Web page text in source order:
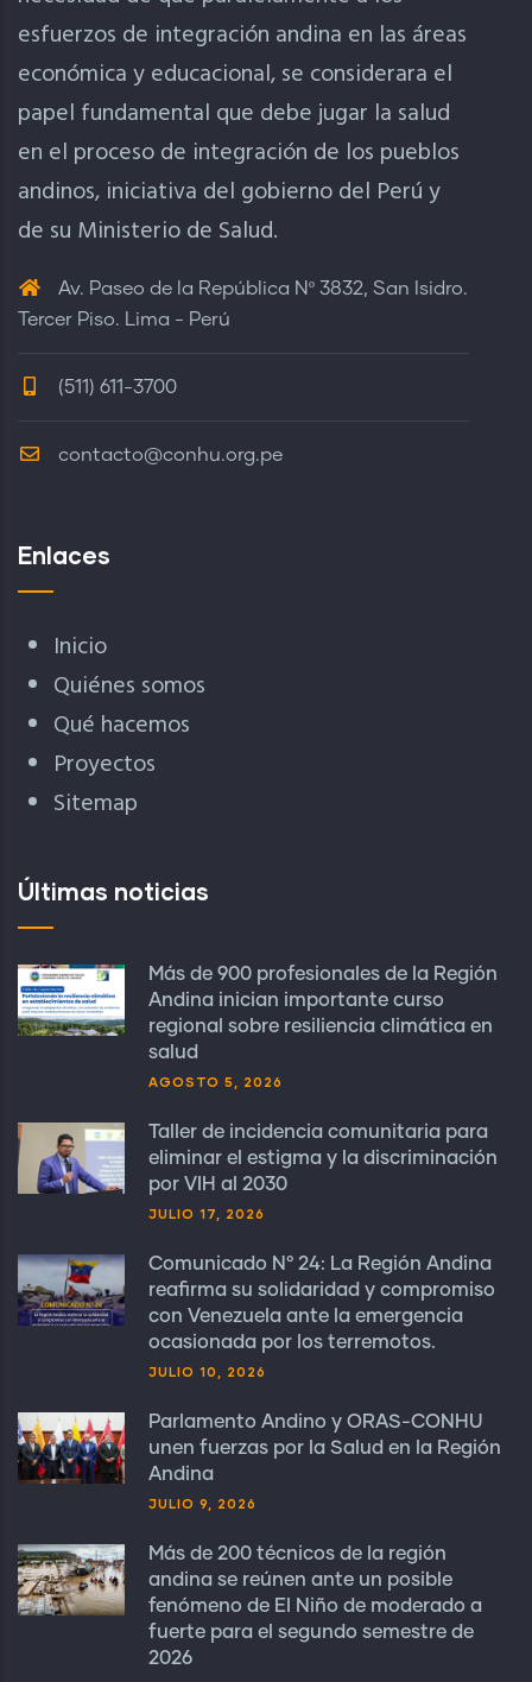
esfuerzos de integración andina en las áreas
económica y educacional, se considerara el
papel fundamental que debe jugar la salud
en el proceso de integración de los pueblos
andinos, iniciativa del gobierno del Perú y
de su Ministerio de Salud.
Av. Paseo de la República Nº 3832, San Isidro.
Tercer Piso. Lima - Perú
(511) 611-3700
contacto@conhu.org.pe
Enlaces
Inicio
Quiénes somos
Qué hacemos
Proyectos
Sitemap
Últimas noticias
Más de 900 profesionales de la Región
Andina inician importante curso
regional sobre resiliencia climática en
salud
AGOSTO 5, 2026
Taller de incidencia comunitaria para
eliminar el estigma y la discriminación
por VIH al 2030
JULIO 17, 2026
Comunicado N° 24: La Región Andina
reafirma su solidaridad y compromiso
con Venezuela ante la emergencia
ocasionada por los terremotos.
JULIO 10, 2026
Parlamento Andino y ORAS-CONHU
unen fuerzas por la Salud en la Región
Andina
JULIO 9, 2026
Más de 200 técnicos de la región
andina se reúnen ante un posible
fenómeno de El Niño de moderado a
fuerte para el segundo semestre de
2026